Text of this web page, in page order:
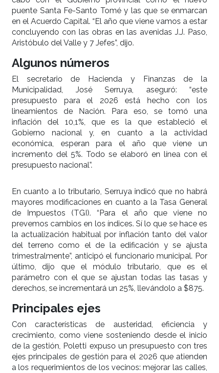
puente Santa Fe-Santo Tomé y las que se enmarcan
en el Acuerdo Capital. “El año que viene vamos a estar
concluyendo con las obras en las avenidas J.J. Paso,
Aristóbulo del Valle y 7 Jefes”, dijo.
Algunos números
El secretario de Hacienda y Finanzas de la
Municipalidad, José Serruya, aseguró: “este
presupuesto para el 2026 está hecho con los
lineamientos de Nación. Para eso, se tomó una
inflación del 10,1%, que es la que estableció el
Gobierno nacional y, en cuanto a la actividad
económica, esperan para el año que viene un
incremento del 5%. Todo se elaboró en línea con el
presupuesto nacional”.
En cuanto a lo tributario, Serruya indicó que no habrá
mayores modificaciones en cuanto a la Tasa General
de Impuestos (TGI). “Para el año que viene no
prevemos cambios en los índices. Sí lo que se hace es
la actualización habitual por inflación tanto del valor
del terreno como el de la edificación y se ajusta
trimestralmente”, anticipó el funcionario municipal. Por
último, dijo que el módulo tributario, que es el
parámetro con el que se ajustan todas las tasas y
derechos, se incrementará un 25%, llevándolo a $875.
Principales ejes
Con características de austeridad, eficiencia y
crecimiento, como viene sosteniendo desde el inicio
de la gestión, Poletti expuso un presupuesto con tres
ejes principales de gestión para el 2026 que atienden
a los requerimientos de los vecinos: mejorar las calles,